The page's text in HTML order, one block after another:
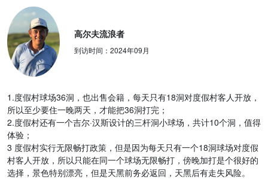
高尔夫流浪者
到访时间： 2024年09月
1.度假村球场36洞，也出售会籍，每天只有18洞对度假村客人开放，
所以至少要住一晚两天，才能把36洞打完；
2.度假村还有一个吉尔·汉斯设计的三杆洞小球场，共计10个洞，值得
体验；
3 度假村实行无限畅打政策，但是因为每天只有一个18洞球场对度假
村客人开放，所以只能在同一个球场无限畅打，傍晚加打是个很好的
选择，景色特别漂亮，但是天黑前务必返回，天黑后有走失风险。